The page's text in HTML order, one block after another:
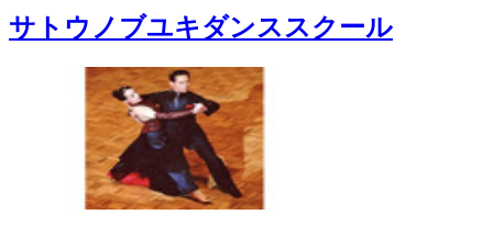
サトウノブユキダンススクール